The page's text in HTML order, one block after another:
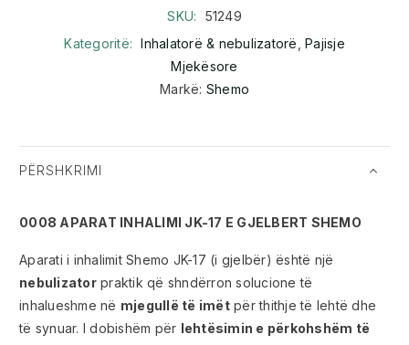
SKU:
51249
Kategoritë:
Inhalatorë & nebulizatorë Pajisje
Mjekësore
Markë: Shemo
PËRSHKRIMI
0008 APARAT INHALIMI JK-17 E GJELBERT SHEMO
Aparati i inhalimit Shemo JK-17 (i gjelbër) është një
nebulizatorpraktik që shndërron solucione të
inhalueshme në mjegullë të imëtpër thithje të lehtë dhe
të synuar. I dobishëm për lehtësimin e përkohshëm të